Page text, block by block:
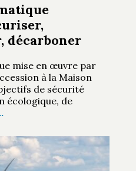
décarboner
mise en œuvre par
à la Maison
de sécurité
écologique, de